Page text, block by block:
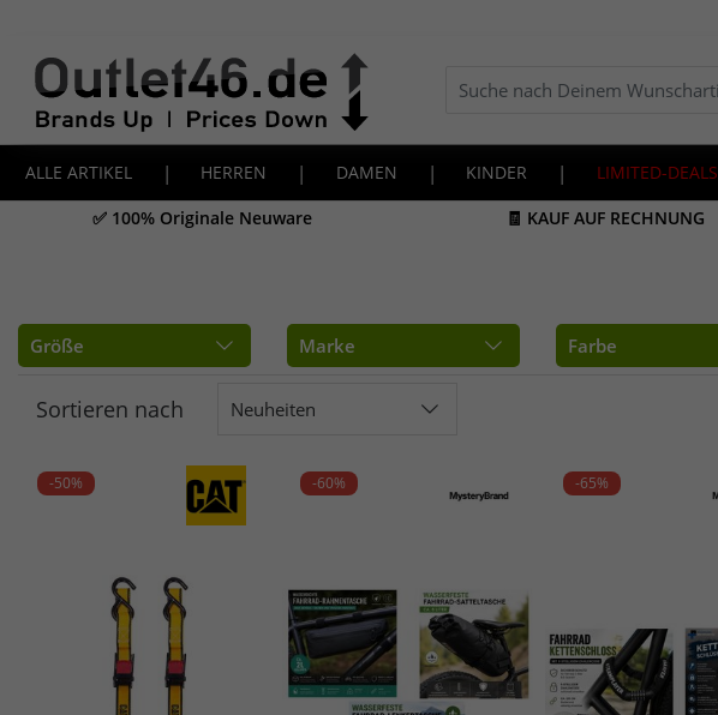
ALLE ARTIKEL | HERREN | DAMEN | KINDER | LIMITED-DEALS
✅ 100% Originale Neuware
🧾 KAUF AUF RECHNUNG
Größe Marke Farbe
Sortieren nach Neuheiten
-50% -60% -65%